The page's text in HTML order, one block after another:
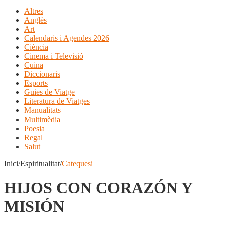
Altres
Anglès
Art
Calendaris i Agendes 2026
Ciència
Cinema i Televisió
Cuina
Diccionaris
Esports
Guies de Viatge
Literatura de Viatges
Manualitats
Multimèdia
Poesia
Regal
Salut
Inici/Espiritualitat/Catequesi
HIJOS CON CORAZÓN Y
MISIÓN